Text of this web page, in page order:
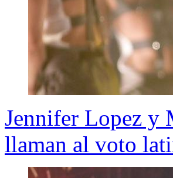
Jennifer Lopez y
llaman al voto